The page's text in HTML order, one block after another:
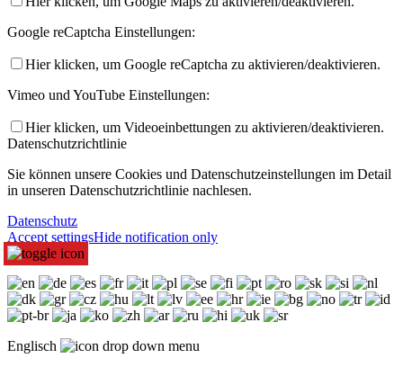
Google reCaptcha Einstellungen:
Hier klicken, um Google reCaptcha zu aktivieren/deaktivieren.
Vimeo und YouTube Einstellungen:
Hier klicken, um Videoeinbettungen zu aktivieren/deaktivieren.
Datenschutzrichtlinie
Sie können unsere Cookies und Datenschutzeinstellungen im Detail
in unseren Datenschutzrichtlinie nachlesen.
Datenschutz
Accept settingsHide notification only
Englisch